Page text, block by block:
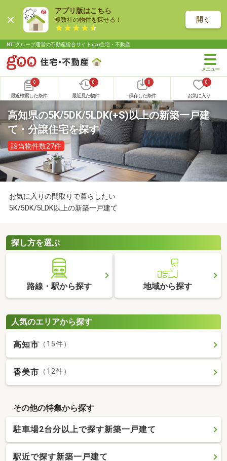
アプリ版はこちら
複数社の物件を探せる！ 開く
NTTグループ運営の不動産総合サイト goo住宅・不動産
0
最近検索した条件
0
最近見た物件
0
保存した条件
0
お気に入り
高知県の5K/5DK/5LDK(+S)以上の新築一戸建
て・分譲住宅を探す
該当物件数27件
お気に入りの間取りで暮らしたい
5K/5DK/5LDK以上の新築一戸建て
探し方を選ぶ
路線・駅から探す 地域から探す
人気のエリアから探す
高知市 （15件）
香美市 （12件）
その他の特集から探す
駐車場2台分以上で探す新築一戸建て
駅近で探す新築一戸建て